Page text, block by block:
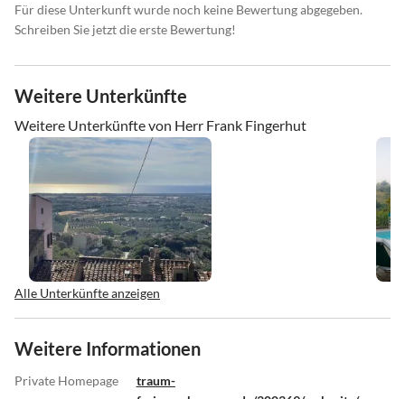
Für diese Unterkunft wurde noch keine Bewertung abgegeben.
Schreiben Sie jetzt die erste Bewertung!
Weitere Unterkünfte
Weitere Unterkünfte von Herr Frank Fingerhut
Alle Unterkünfte anzeigen
Weitere Informationen
Private Homepage
traum-